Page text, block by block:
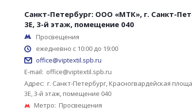
Санкт-Петербург: ООО «МТК», г. Санкт-
3Е, 3-й этаж, помещение 040
Просвещения
ежедневно с 10:00 до 19:00
office@viptextil.spb.ru
E-mail: office@viptextil.spb.ru
Адрес: г. Санкт-Петербург, Красногвардейская
3Е, 3-й этаж, помещение 040
Метро: Просвещения